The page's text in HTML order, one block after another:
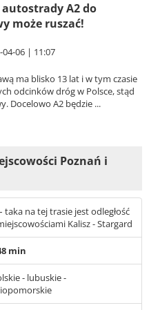
A2 do
może ruszać!
04-06 | 11:07
ma blisko 13 lat i w tym czasie
odcinków dróg w Polsce, stąd
Docelowo A2 będzie ...
Poznań i
taka na tej trasie jest odległość
Kalisz - Stargard
min
- lubuskie -